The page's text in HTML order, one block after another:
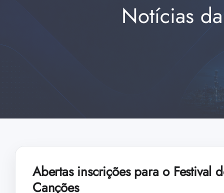
Notícias
Abertas inscrições para o Festival
Canções